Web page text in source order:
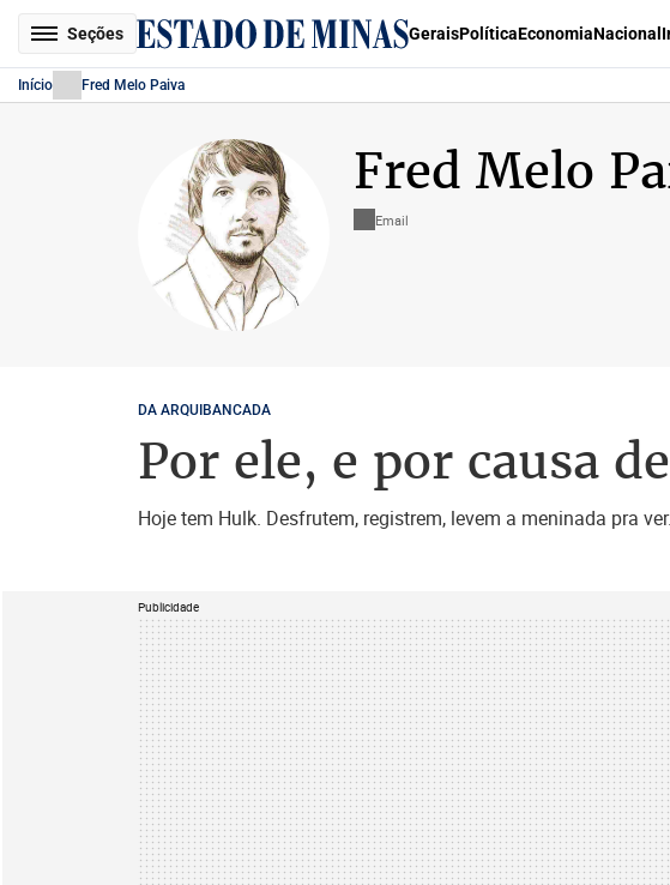
Seções GeraisPolíticaEconomiaNacional
Início Fred Melo Paiva
Fred Melo
Email
DA ARQUIBANCADA
Por ele, e por causa
Hoje tem Hulk. Desfrutem, registrem, levem a meninada pra
Publicidade